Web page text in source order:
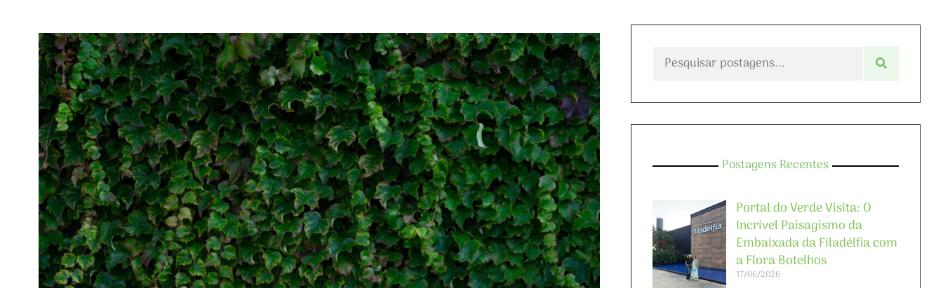
Postagens Recentes
Portal do Verde Visita: O
Incrível Paisagismo da
Embaixada da Filadélfia com
a Flora Botelhos
17/06/2026